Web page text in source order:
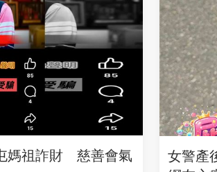
媽祖詐財 慈善會氣
女警產